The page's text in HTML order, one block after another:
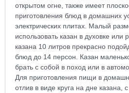
открытом огне, также имеет
приготовления блюд в домашних
электрических плитах. Малый
использовать казан в духовке
казана 10 литров прекрасно
блюд до 14 персон. Казан
брать с собой в поход или в
Для приготовления пищи в
отлив в виде круга на дне казана,